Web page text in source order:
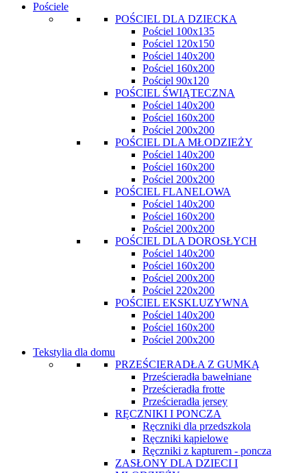
Pościele
POŚCIEL DLA DZIECKA
Pościel 100x135
Pościel 120x150
Pościel 140x200
Pościel 160x200
Pościel 90x120
POŚCIEL ŚWIĄTECZNA
Pościel 140x200
Pościel 160x200
Pościel 200x200
POŚCIEL DLA MŁODZIEŻY
Pościel 140x200
Pościel 160x200
Pościel 200x200
POŚCIEL FLANELOWA
Pościel 140x200
Pościel 160x200
Pościel 200x200
POŚCIEL DLA DOROSŁYCH
Pościel 140x200
Pościel 160x200
Pościel 200x200
Pościel 220x200
POŚCIEL EKSKLUZYWNA
Pościel 140x200
Pościel 160x200
Pościel 200x200
Tekstylia dla domu
PRZEŚCIERADŁA Z GUMKĄ
Prześcieradła bawełniane
Prześcieradła frotte
Prześcieradła jersey
RĘCZNIKI I PONCZA
Ręczniki dla przedszkola
Ręczniki kąpielowe
Ręczniki z kapturem - poncza
ZASŁONY DLA DZIECI I